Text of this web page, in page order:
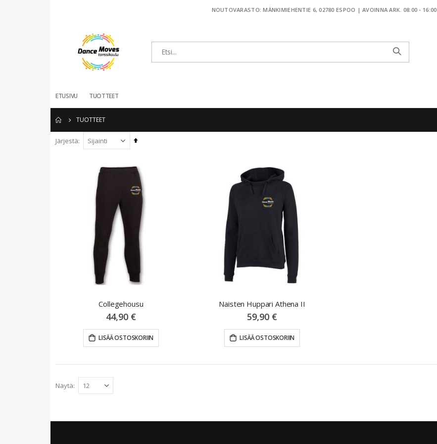
NOUTOVARASTO: MÄNKIMIEHENTIE 6, 02780 ESPOO | AVOINNA ARK. 08:00 - 16:00
ETUSIVU TUOTTEET
TUOTTEET
Järjestä
Aseta
Collegehousu
44,90 €
LISÄÄ OSTOSKORIIN
Naisten Huppari Athena II
59,90 €
LISÄÄ OSTOSKORIIN
Näytä